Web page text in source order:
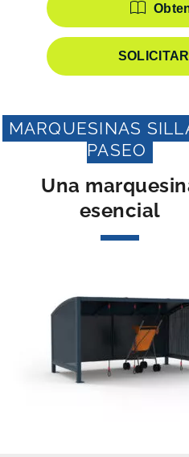
MARQUESINAS
PASEO
Una
esencial